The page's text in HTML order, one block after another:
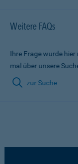
Weitere FAQs
Ihre Frage wurde
mal über unsere
zur Suche